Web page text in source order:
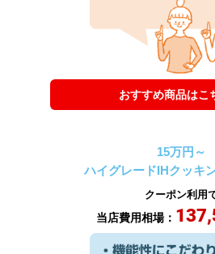
おすすめ商品はこ
15万円～
ハイグレードIHクッキ
クーポン利用
当店費用相場：